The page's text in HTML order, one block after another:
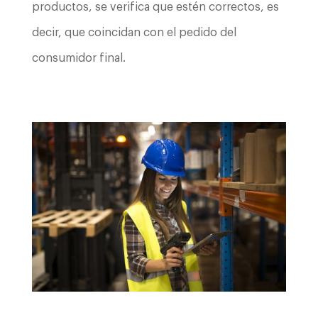
productos, se verifica que estén correctos, es
decir, que coincidan con el pedido del
consumidor final.